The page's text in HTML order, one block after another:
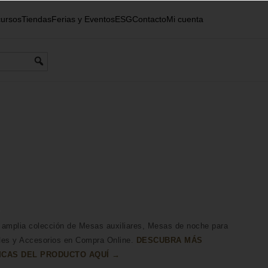
TiendasFerias y EventosESGContactoMi cuenta
colección de Mesas auxiliares, Mesas de noche para
y Accesorios en Compra Online.
DESCUBRA MÁS
DEL PRODUCTO AQUÍ →